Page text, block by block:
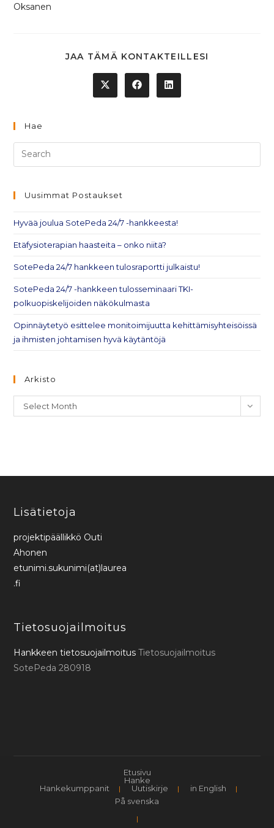
Oksanen
JAA TÄMÄ KONTAKTEILLESI
Opens
in
Opens
in
Opens
in
Hae
Uusimmat Postaukset
Hyvää joulua SotePeda 24/7 -hankkeesta!
Etäfysioterapian haasteita – onko niitä?
SotePeda 24/7 hankkeen tulosraportti julkaistu!
SotePeda 24/7 -hankkeen tulosseminaari TKI-
polkuopiskelijoiden näkökulmasta
Opinnäytetyö esittelee monitoimijuutta kehittämisyhteisöissä
ja ihmisten johtamisen hyvä käytäntöjä
Arkisto
Arkisto
Select Month
Lisätietoja
projektipäällikkö Outi
Ahonen
etunimi.sukunimi(at)laurea
.fi
Tietosuojailmoitus
Hankkeen tietosuojailmoitusTietosuojailmoitus
SotePeda 280918
Etusivu
Hanke
Hankekumppanit
Uutiskirje
in English
På svenska